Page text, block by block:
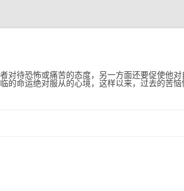
对待恐怖或痛苦的态度，另一方面还要促使他
的命运绝对服从的心境，这样以来，过去的苦